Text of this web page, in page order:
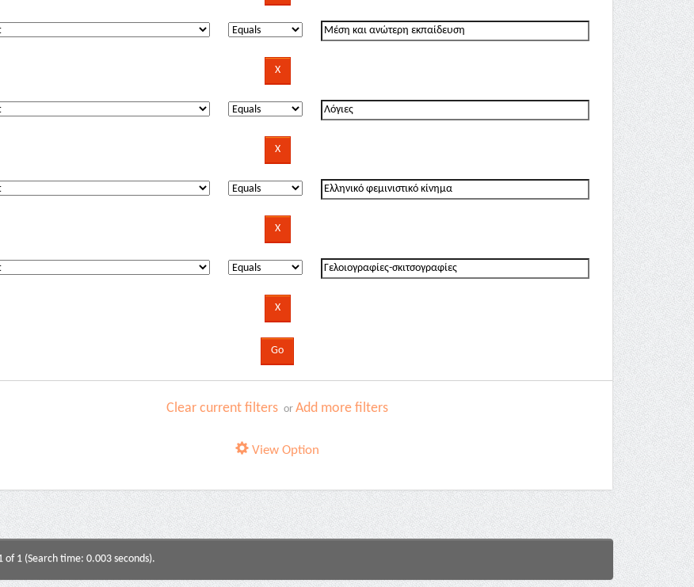
Clear current filters orAdd more filters
View Option
of 1 (Search time: 0.003 seconds).